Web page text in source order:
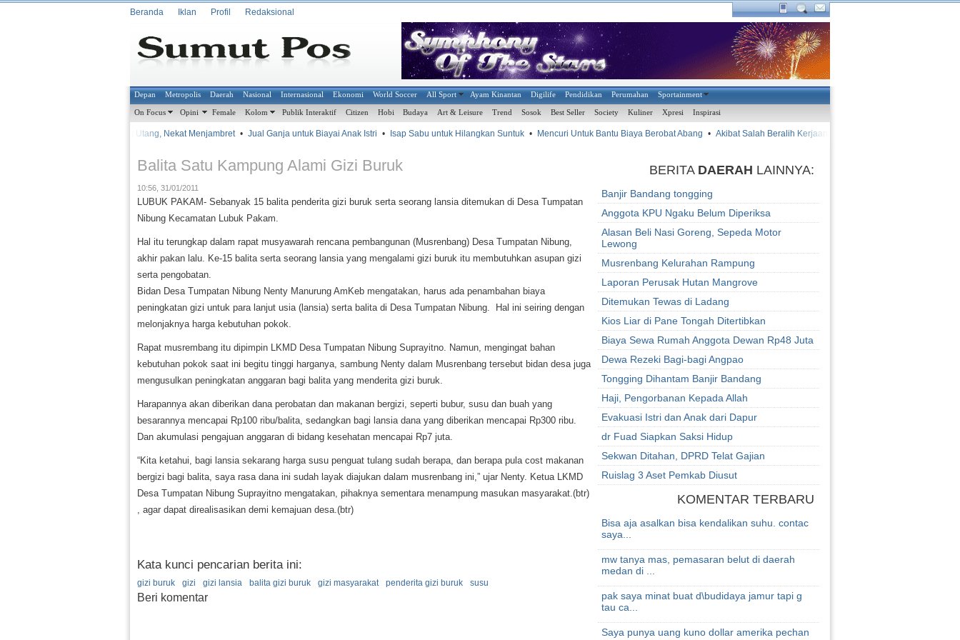
Beranda Iklan Profil Redaksional
Depan Metropolis Daerah Nasional Internasional Ekonomi World Soccer All Sport Ayam Kinantan Digilife Pendidikan Perumahan Sportainment
On Focus Opini Female Kolom Publik Interaktif Citizen Hobi Budaya Art & Leisure Trend Sosok Best Seller Society Kuliner Xpresi Inspirasi
Terlilit Utang, Nekat Menjambret • Jual Ganja untuk Biayai Anak Istri • Isap Sabu untuk Hilangkan Suntuk • Mencuri Untuk Bantu Biaya Berobat Abang • Akibat Salah Beralih Kerjaan
Balita Satu Kampung Alami Gizi Buruk
10:56, 31/01/2011
LUBUK PAKAM- Sebanyak 15 balita penderita gizi buruk serta seorang lansia ditemukan di Desa Tumpatan
Nibung Kecamatan Lubuk Pakam.
Hal itu terungkap dalam rapat musyawarah rencana pembangunan (Musrenbang) Desa Tumpatan Nibung,
akhir pakan lalu. Ke-15 balita serta seorang lansia yang mengalami gizi buruk itu membutuhkan asupan gizi
serta pengobatan.
Bidan Desa Tumpatan Nibung Nenty Manurung AmKeb mengatakan, harus ada penambahan biaya
peningkatan gizi untuk para lanjut usia (lansia) serta balita di Desa Tumpatan Nibung. Hal ini seiring dengan
melonjaknya harga kebutuhan pokok.
Rapat musrembang itu dipimpin LKMD Desa Tumpatan Nibung Suprayitno. Namun, mengingat bahan
kebutuhan pokok saat ini begitu tinggi harganya, sambung Nenty dalam Musrenbang tersebut bidan desa juga
mengusulkan peningkatan anggaran bagi balita yang menderita gizi buruk.
Harapannya akan diberikan dana perobatan dan makanan bergizi, seperti bubur, susu dan buah yang
besarannya mencapai Rp100 ribu/balita, sedangkan bagi lansia dana yang diberikan mencapai Rp300 ribu.
Dan akumulasi pengajuan anggaran di bidang kesehatan mencapai Rp7 juta.
“Kita ketahui, bagi lansia sekarang harga susu penguat tulang sudah berapa, dan berapa pula cost makanan
bergizi bagi balita, saya rasa dana ini sudah layak diajukan dalam musrenbang ini,” ujar Nenty. Ketua LKMD
Desa Tumpatan Nibung Suprayitno mengatakan, pihaknya sementara menampung masukan masyarakat.(btr)
, agar dapat direalisasikan demi kemajuan desa.(btr)
Kata kunci pencarian berita ini:
gizi buruk gizi gizi lansia balita gizi buruk gizi masyarakat penderita gizi buruk susu
Beri komentar
BERITA DAERAH LAINNYA:
Banjir Bandang tongging
Anggota KPU Ngaku Belum Diperiksa
Alasan Beli Nasi Goreng, Sepeda Motor
Lewong
Musrenbang Kelurahan Rampung
Laporan Perusak Hutan Mangrove
Ditemukan Tewas di Ladang
Kios Liar di Pane Tongah Ditertibkan
Biaya Sewa Rumah Anggota Dewan Rp48 Juta
Dewa Rezeki Bagi-bagi Angpao
Tongging Dihantam Banjir Bandang
Haji, Pengorbanan Kepada Allah
Evakuasi Istri dan Anak dari Dapur
dr Fuad Siapkan Saksi Hidup
Sekwan Ditahan, DPRD Telat Gajian
Ruislag 3 Aset Pemkab Diusut
KOMENTAR TERBARU
Bisa aja asalkan bisa kendalikan suhu. contac
saya...
mw tanya mas, pemasaran belut di daerah
medan di ...
pak saya minat buat d\budidaya jamur tapi g
tau ca...
Saya punya uang kuno dollar amerika pechan